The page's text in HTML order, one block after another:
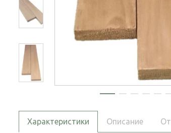
Характеристики Описание